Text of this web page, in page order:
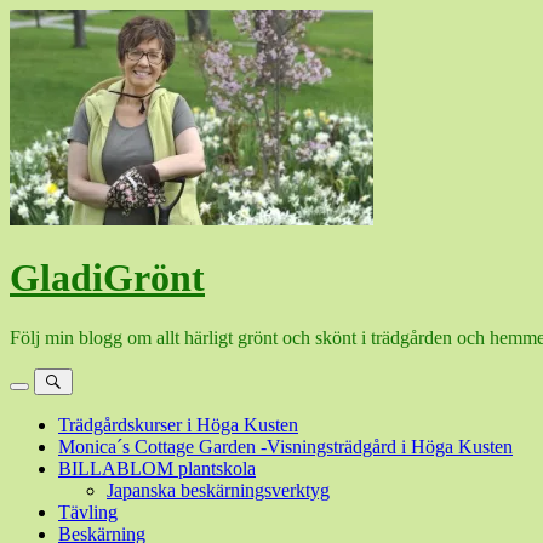
Hoppa
GladiGrönt
Följ min blogg om allt härligt grönt och skönt i trädgården och
MenySök
Trädgårdskurser i Höga Kusten
Monica´s Cottage Garden -Visningsträdgård i Höga Kusten
BILLABLOM plantskola
Japanska beskärningsverktyg
Tävling
Beskärning